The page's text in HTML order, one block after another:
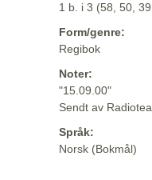
1 b. i 3 (58, 50,
Form/genre:
Regibok
Noter:
"15.09.00"
Sendt av
Språk:
Norsk (Bokmål)